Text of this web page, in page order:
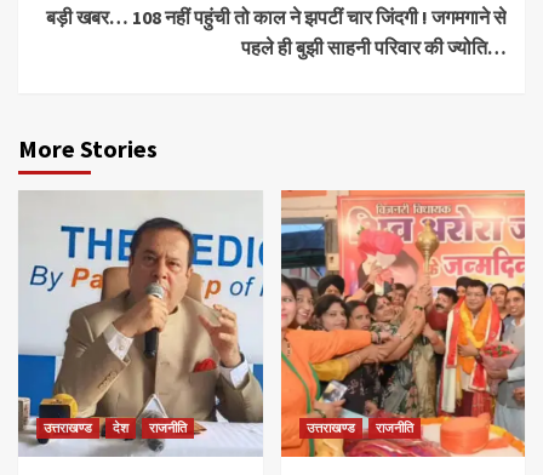
बड़ी खबर… 108 नहीं पहुंची तो काल ने झपटीं चार जिंदगी ! जगमगाने से
पहले ही बुझी साहनी परिवार की ज्योति…
More Stories
उत्तराखण्ड देश राजनीति उत्तराखण्ड राजनीति